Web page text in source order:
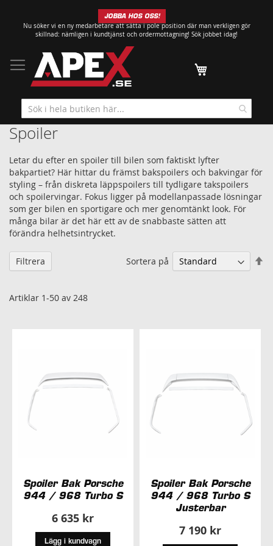
till
innehållet
JOBBA HOS OSS!
Nu söker vi en ny medarbetare att sätta i pole position där man verkligen gör
skillnad: nämligen i kundtjänst och ordermottagning! Sök jobbet idag!
Min kundvagn
Spoiler
Letar du efter en spoiler till bilen som faktiskt lyfter
bakpartiet? Här hittar du främst bakspoilers och bakvingar för
styling – från diskreta läppspoilers till tydligare takspoilers
och spoilervingar. Fokus ligger på modellanpassade lösningar
som ger bilen en sportigare och mer genomtänkt look. För
många bilar är det här ett av de snabbaste sätten att
förändra helhetsintrycket.
Artiklar 1-50 av 248
Sortera på
Spoiler Bak Porsche
944 / 968 Turbo S
6 635 kr
Lägg i kundvagn
Spoiler Bak Porsche
944 / 968 Turbo S
Justerbar
7 190 kr
Filtrera